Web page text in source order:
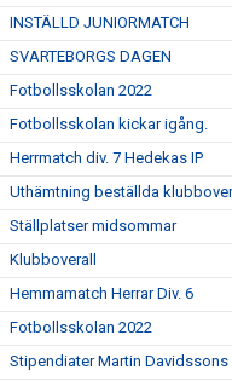
INSTÄLLD JUNIORMATCH
SVARTEBORGS DAGEN
Fotbollsskolan 2022
Fotbollsskolan kickar igång.
Herrmatch div. 7 Hedekas IP
Uthämtning beställda
Ställplatser midsommar
Klubboverall
Hemmamatch Herrar Div. 6
Fotbollsskolan 2022
Stipendiater Martin